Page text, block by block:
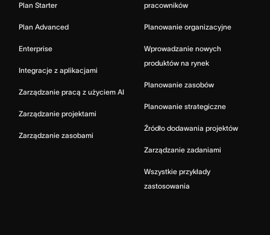
Plan Starter
Plan Advanced
Enterprise
Integracje z aplikacjami
Zarządzanie pracą z użyciem AI
Zarządzanie projektami
Zarządzanie zasobami
pracowników
Planowanie organizacyjne
Wprowadzanie nowych
produktów na rynek
Planowanie zasobów
Planowanie strategiczne
Źródło dodawania projektów
Zarządzanie zadaniami
Wszystkie przykłady
zastosowania